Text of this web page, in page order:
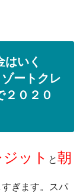
いく
ートクレ
２０２０
ット と朝
ぎます。スパ